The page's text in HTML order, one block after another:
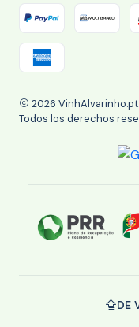
2026 VinhAlvarinho.pt.
Todos los derechos
DE